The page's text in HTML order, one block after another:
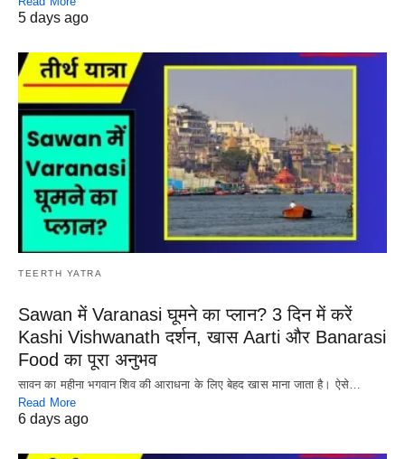
5 days ago
TEERTH YATRA
Sawan में Varanasi घूमने का प्लान? 3 दिन में करें
Kashi Vishwanath दर्शन, खास Aarti और Banarasi
Food का पूरा अनुभव
सावन का महीना भगवान शिव की आराधना के लिए बेहद खास माना जाता है। ऐसे…
Read More
6 days ago